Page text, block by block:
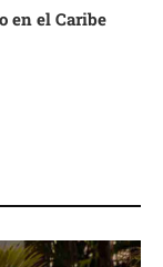
en el Caribe